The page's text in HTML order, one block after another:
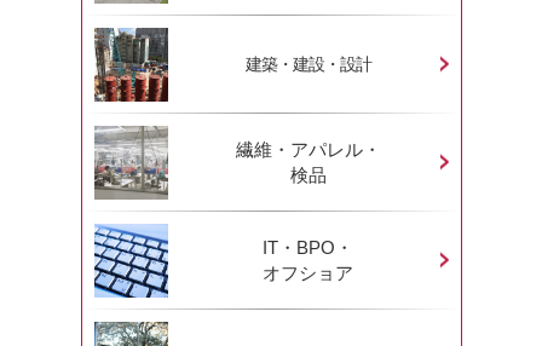
建築・建設・設計
繊維・アパレル・
検品
IT・BPO・
オフショア